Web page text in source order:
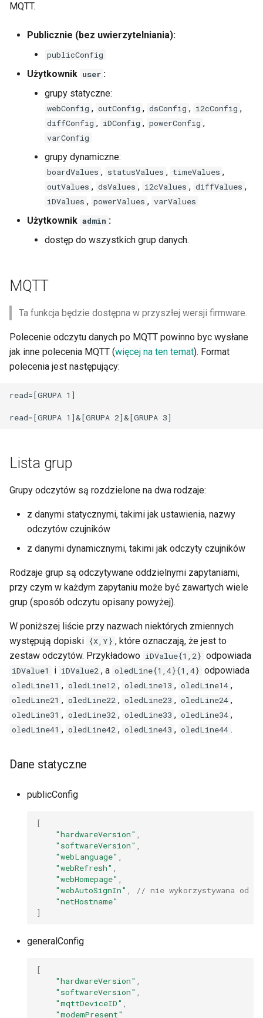
MQTT.
Publicznie (bez uwierzytelniania):
publicConfig
Użytkownik user :
grupy statyczne:
webConfig , outConfig , dsConfig , i2cConfig ,
diffConfig , iDConfig , powerConfig ,
varConfig
grupy dynamiczne:
boardValues , statusValues , timeValues ,
outValues , dsValues , i2cValues , diffValues ,
iDValues , powerValues , varValues
Użytkownik admin :
dostęp do wszystkich grup danych.
MQTT
Ta funkcja będzie dostępna w przyszłej wersji firmware.
Polecenie odczytu danych po MQTT powinno byc wysłane
jak inne polecenia MQTT (więcej na ten temat). Format
polecenia jest następujący:
read=[GRUPA 1]
Lista grup
Grupy odczytów są rozdzielone na dwa rodzaje:
z danymi statycznymi, takimi jak ustawienia, nazwy
odczytów czujników
z danymi dynamicznymi, takimi jak odczyty czujników
Rodzaje grup są odczytywane oddzielnymi zapytaniami,
przy czym w każdym zapytaniu może być zawartych wiele
grup (sposób odczytu opisany powyżej).
W poniższej liście przy nazwach niektórych zmiennych
występują dopiski {X,Y} , które oznaczają, że jest to
zestaw odczytów. Przykładowo iDValue{1,2} odpowiada
iDValue1 i iDValue2 , a oledLine{1,4}{1,4} odpowiada
oledLine11 , oledLine12 , oledLine13 , oledLine14 ,
oledLine21 , oledLine22 , oledLine23 , oledLine24 ,
oledLine31 , oledLine32 , oledLine33 , oledLine34 ,
oledLine41 , oledLine42 , oledLine43 , oledLine44 .
Dane statyczne
publicConfig
[
"hardwareVersion"
"softwareVersion"
"webLanguage"
"webRefresh"
"webHomepage"
"webAutoSignIn"
// nie wykorzystywana od
"netHostname"
]
generalConfig
[
"hardwareVersion"
"softwareVersion"
"mqttDeviceID"
"modemPresent"